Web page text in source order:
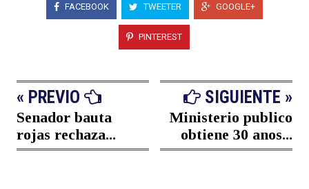
FACEBOOK TWEETER GOOGLE+
PINTEREST
« PREVIO
Senador bauta
rojas rechaza...
SIGUIENTE »
Ministerio publico
obtiene 30 anos...